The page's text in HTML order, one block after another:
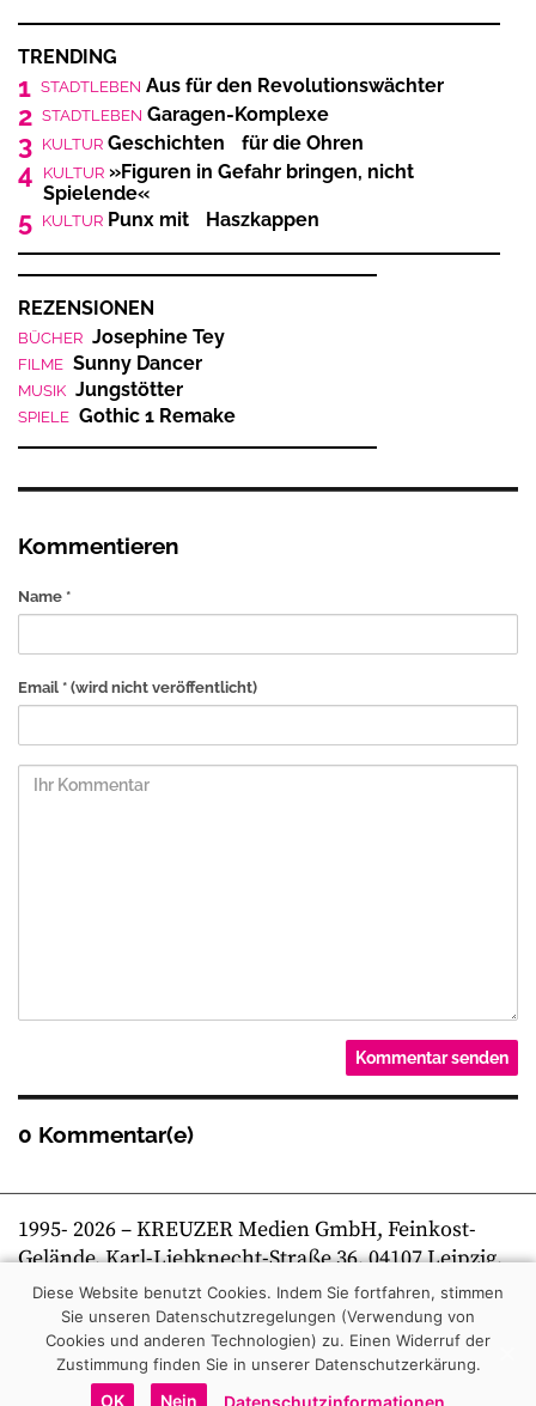
TRENDING
1 STADTLEBEN Aus für den Revolutionswächter
2 STADTLEBEN Garagen-Komplexe
3 KULTUR Geschichten für die Ohren
4 KULTUR »Figuren in Gefahr bringen, nicht
Spielende«
5 KULTUR Punx mit Haszkappen
REZENSIONEN
BÜCHER Josephine Tey
FILME Sunny Dancer
MUSIK Jungstötter
SPIELE Gothic 1 Remake
Kommentieren
Name *
Email * (wird nicht veröffentlicht)
0 Kommentar(e)
1995- 2026– KREUZER Medien GmbH, Feinkost-
Gelände, Karl-Liebknecht-Straße 36, 04107 Leipzig,
Telefon +49 341 269 80 0 | kreuzer online
Diese Website benutzt Cookies. Indem Sie fortfahren, stimmen
Sie unseren Datenschutzregelungen (Verwendung von
Cookies und anderen Technologien) zu. Einen Widerruf der
Zustimmung finden Sie in unserer Datenschutzerkärung.
OK Nein Datenschutzinformationen